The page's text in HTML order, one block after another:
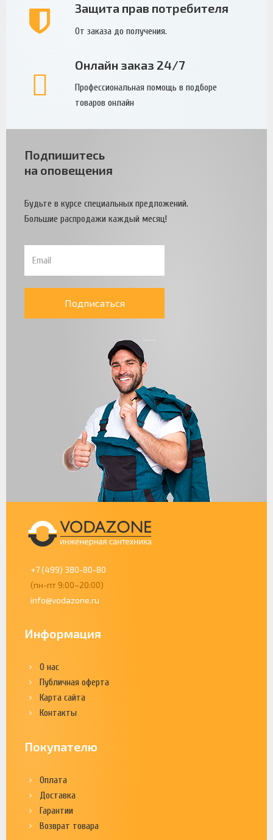
Защита прав потребителя
От заказа до получения.
Онлайн заказ 24/7
Профессиональная помощь в подборе
товаров онлайн
Подпишитесь
на оповещения
Будьте в курсе специальных предложений.
Большие распродажи каждый месяц!
Подписаться
+7 (499) 380-80-80
(пн-пт 9:00–20:00)
info@vodazone.ru
Информация
О нас
Публичная оферта
Карта сайта
Контакты
Покупателю
Оплата
Доставка
Гарантии
Возврат товара